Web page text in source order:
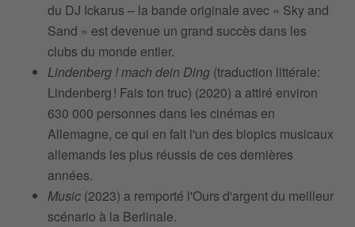
du DJ Ickarus – la bande originale avec « Sky and
Sand » est devenue un grand succès dans les
clubs du monde entier.
Lindenberg ! mach dein Ding (traduction littérale:
Lindenberg ! Fais ton truc) (2020) a attiré environ
630 000 personnes dans les cinémas en
Allemagne, ce qui en fait l'un des biopics musicaux
allemands les plus réussis de ces dernières
années.
Music (2023) a remporté l'Ours d'argent du meilleur
scénario à la Berlinale.